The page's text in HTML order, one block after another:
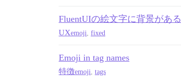
FluentUIの絵文字に背景がある
UXemoji fixed
Emoji in tag names
特徴emoji tags